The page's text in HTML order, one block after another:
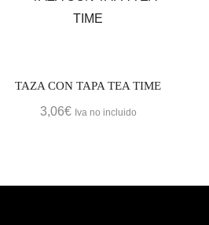
TAZA CON TAPA TEA TIME
3,06€ Iva no incluido